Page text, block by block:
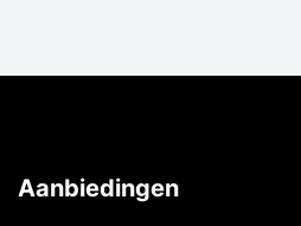
Aanbiedingen